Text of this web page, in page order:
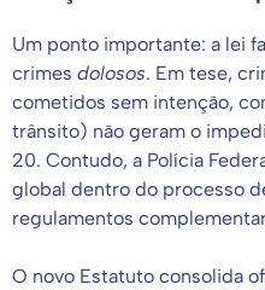
Um ponto importante: a lei
crimes dolosos. Em tese,
cometidos sem intenção,
trânsito) não geram o
20. Contudo, a Polícia
global dentro do processo
regulamentos
O novo Estatuto consolida